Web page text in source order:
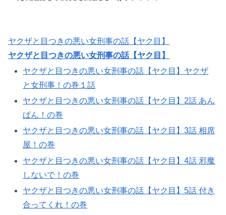
ヤクザと目つきの悪い女刑事の話【ヤク目】
ヤクザと目つきの悪い女刑事の話【ヤク目】
ヤクザと目つきの悪い女刑事の話【ヤク目】ヤクザ
と女刑事！の巻１話
ヤクザと目つきの悪い女刑事の話【ヤク目】2話 あん
ぱん！の巻​
ヤクザと目つきの悪い女刑事の話【ヤク目】3話 相席
屋！の巻​
ヤクザと目つきの悪い女刑事の話【ヤク目】4話 邪魔
しないで！の巻​
ヤクザと目つきの悪い女刑事の話【ヤク目】5話 付き
合ってくれ！の巻